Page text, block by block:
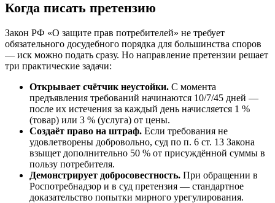
Когда писать претензию
Закон РФ «О защите прав потребителей» не требует
обязательного досудебного порядка для большинства споров
— иск можно подать сразу. Но направление претензии решает
три практические задачи:
Открывает счётчик неустойки. С момента
предъявления требований начинаются 10/7/45 дней —
после их истечения за каждый день начисляется 1 %
(товар) или 3 % (услуга) от цены.
Создаёт право на штраф. Если требования не
удовлетворены добровольно, суд по п. 6 ст. 13 Закона
взыщет дополнительно 50 % от присуждённой суммы в
пользу потребителя.
Демонстрирует добросовестность. При обращении в
Роспотребнадзор и в суд претензия — стандартное
доказательство попытки мирного урегулирования.